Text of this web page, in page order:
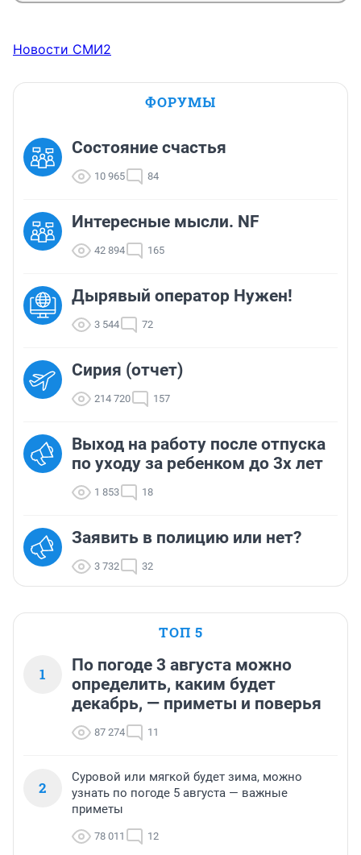
Новости СМИ2
ФОРУМЫ
Состояние счастья
10 965 84
Интересные мысли. NF
42 894 165
Дырявый оператор Нужен!
3 544 72
Сирия (отчет)
214 720 157
Выход на работу после отпуска
по уходу за ребенком до 3х лет
1 853 18
Заявить в полицию или нет?
3 732 32
ТОП 5
1
По погоде 3 августа можно
определить, каким будет
декабрь, — приметы и поверья
87 274 11
2
Суровой или мягкой будет зима, можно
узнать по погоде 5 августа — важные
приметы
78 011 12